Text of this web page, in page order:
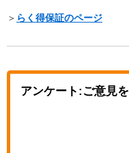
＞ らく得保証のページ
アンケート:ご意見